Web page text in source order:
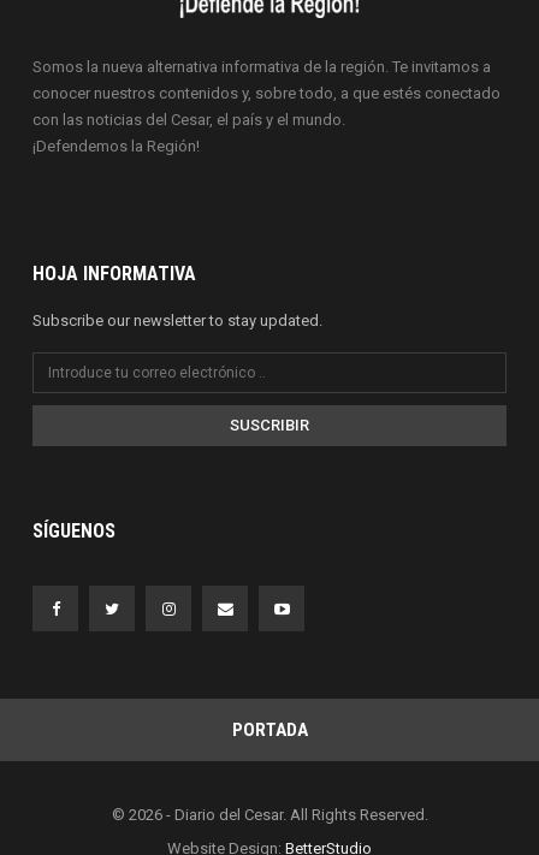
Somos la nueva alternativa informativa de la región. Te invitamos a
conocer nuestros contenidos y, sobre todo, a que estés conectado
con las noticias del Cesar, el país y el mundo.
¡Defendemos la Región!
HOJA INFORMATIVA
Subscribe our newsletter to stay updated.
SUSCRIBIR
SÍGUENOS
PORTADA
© 2026 - Diario del Cesar. All Rights Reserved.
Website Design: BetterStudio